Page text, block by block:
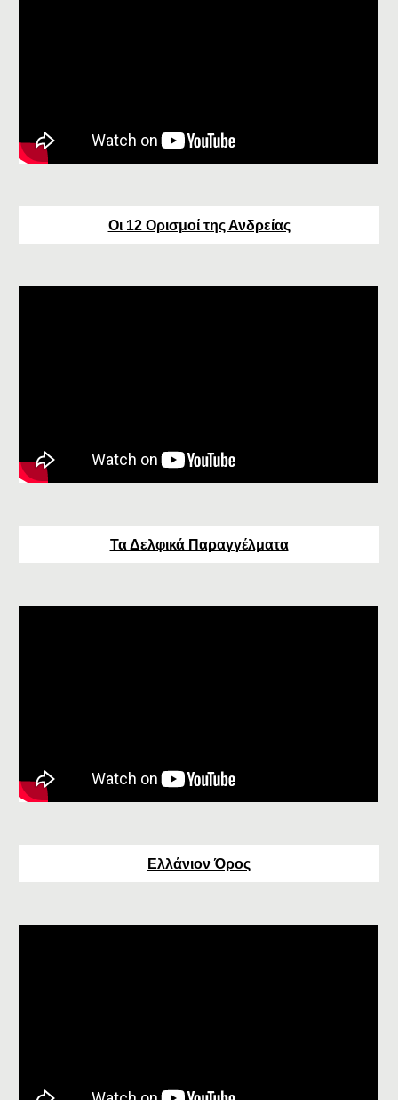
Οι 12 Ορισμοί της Ανδρείας
Τα Δελφικά Παραγγέλματα
Ελλάνιον Όρος